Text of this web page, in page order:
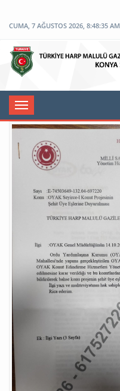
CUMA, 7 AĞUSTOS 2026, 8:48:35 AM
Toggle
navigation